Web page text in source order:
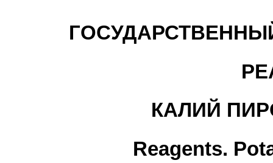
КАЛИЙ
Reagents.